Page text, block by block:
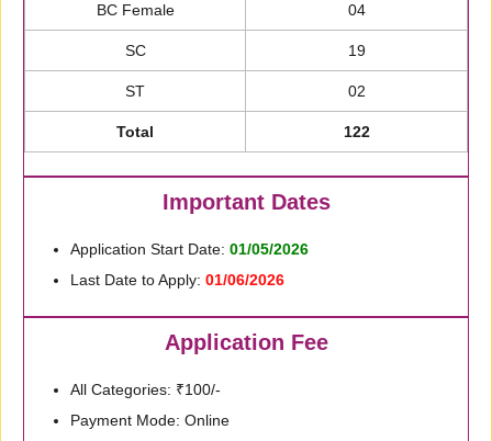
BC Female 04
SC 19
ST 02
Total 122
Important Dates
Application Start Date: 01/05/2026
Last Date to Apply: 01/06/2026
Application Fee
All Categories: ₹100/-
Payment Mode: Online